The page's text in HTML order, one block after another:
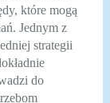
które mogą
Jednym z
strategii
do